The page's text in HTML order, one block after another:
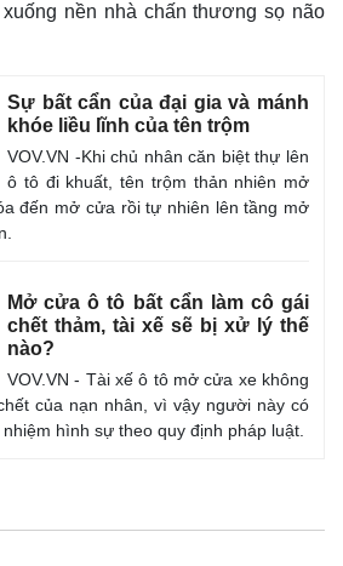
nền nhà chấn thương sọ não
Sự bất cẩn của đại gia và mánh
khóe liều lĩnh của tên trộm
VOV.VN -Khi chủ nhân căn biệt thự lên
ô tô đi khuất, tên trộm thản nhiên mở
đến mở cửa rồi tự nhiên lên tầng mở
Mở cửa ô tô bất cẩn làm cô gái
chết thảm, tài xế sẽ bị xử lý thế
nào?
VOV.VN - Tài xế ô tô mở cửa xe không
của nạn nhân, vì vậy người này có
hình sự theo quy định pháp luật.